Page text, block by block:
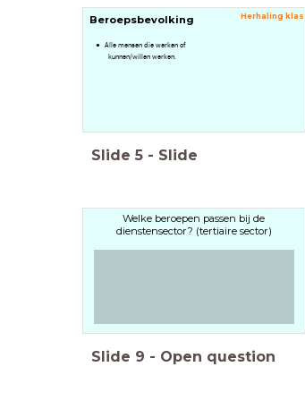
Beroepsbevolking
Alle mensen die werken of
kunnen/willen werken.
Herhaling klas 1
Slide 5 - Slide
Welke beroepen passen bij de
dienstensector? (tertiaire sector)
Slide 9 - Open question